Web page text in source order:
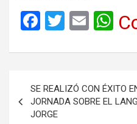
F
ce
b
o
o
T
tt
er
E
ail
W
at
s
A
Navegación
de
entradas
SE REALIZÓ CON ÉXITO
JORNADA SOBRE EL
JORGE